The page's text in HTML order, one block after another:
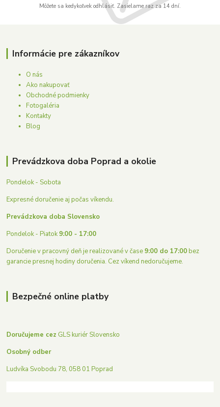
Môžete sa kedykoľvek odhlásiť. Zasielame raz za 14 dní.
Informácie pre zákazníkov
O nás
Ako nakupovať
Obchodné podmienky
Fotogaléria
Kontakty
Blog
Prevádzkova doba Poprad a okolie
Pondelok - Sobota
Expresné doručenie aj počas víkendu.
Prevádzkova doba Slovensko
Pondelok - Piatok9:00 - 17:00
Doručenie v pracovný deň je realizované v čase 9:00 do 17:00bez
garancie presnej hodiny doručenia. Cez víkend nedoručujeme.
Bezpečné online platby
Doručujeme cez GLS kuriér Slovensko
Osobný odber
Ludvíka Svobodu 78, 058 01 Poprad